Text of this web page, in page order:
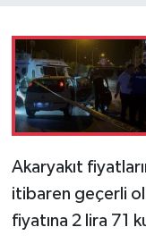
Akaryakıt
itibaren geçerli
fiyatına 2 lira 71